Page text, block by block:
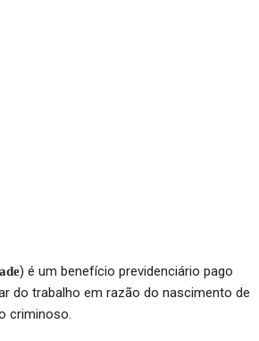
) é um benefício previdenciário pago
do trabalho em razão do nascimento de
criminoso.